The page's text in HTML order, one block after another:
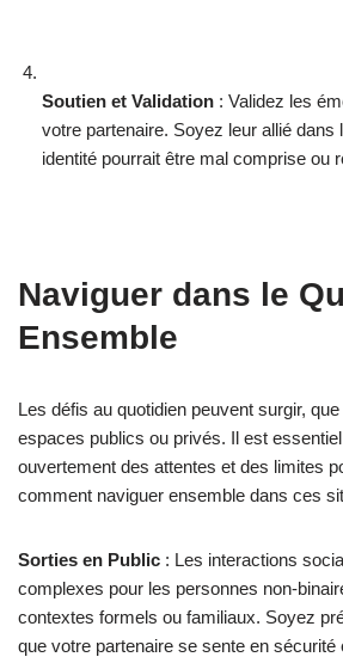
Soutien et Validation : Validez les
votre partenaire. Soyez leur allié dans
identité pourrait être mal comprise ou
Naviguer dans le
Ensemble
Les défis au quotidien peuvent surgir,
espaces publics ou privés. Il est
ouvertement des attentes et des limites
comment naviguer ensemble dans ces
Sorties en Public : Les interactions
complexes pour les personnes non-
contextes formels ou familiaux. Soyez
que votre partenaire se sente en sécurité